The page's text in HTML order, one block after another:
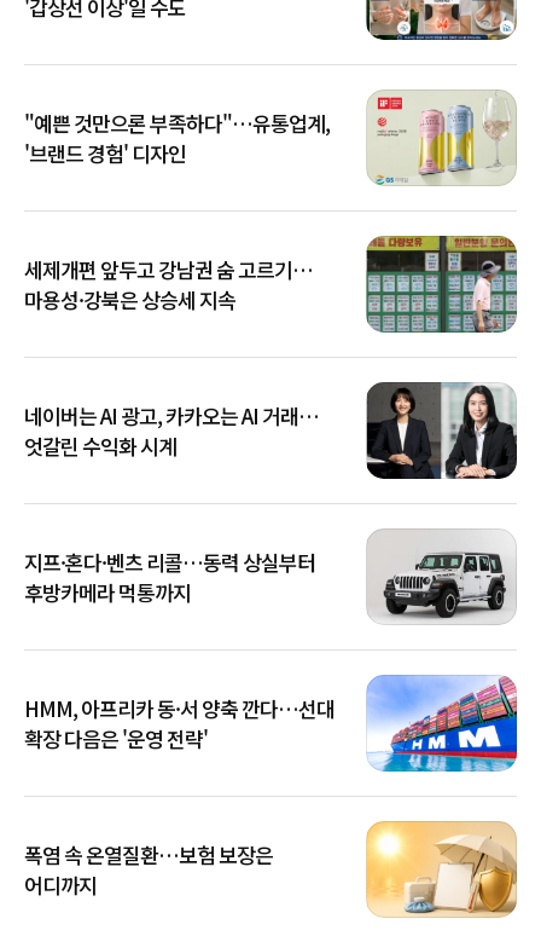
'갑상선 이상'일 수도
"예쁜 것만으론 부족하다"…유통업계,
'브랜드 경험' 디자인
세제개편 앞두고 강남권 숨 고르기…
마용성·강북은 상승세 지속
네이버는 AI 광고, 카카오는 AI 거래…
엇갈린 수익화 시계
지프·혼다·벤츠 리콜…동력 상실부터
후방카메라 먹통까지
HMM, 아프리카 동·서 양축 깐다…선대
확장 다음은 '운영 전략'
폭염 속 온열질환…보험 보장은
어디까지